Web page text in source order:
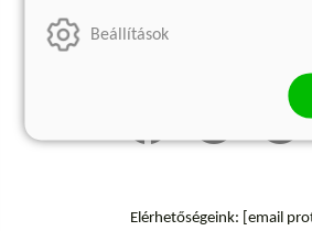
Szállítási információk
Elérhetőségeink: [email
Beállítások